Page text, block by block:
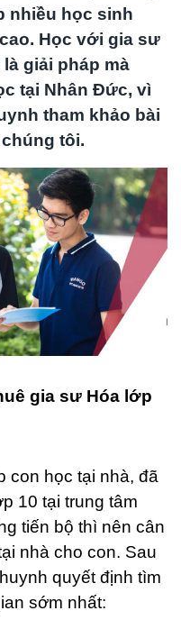
nhiều học sinh
Học với gia sư
giải pháp mà
tại Nhân Đức, vì
tham khảo bài
tôi.
gia sư Hóa lớp
con học tại nhà, đã
10 tại trung tâm
tiến bộ thì nên cân
nhà cho con. Sau
quyết định tìm
sớm nhất: